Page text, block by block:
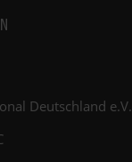
Deutschland e.V.